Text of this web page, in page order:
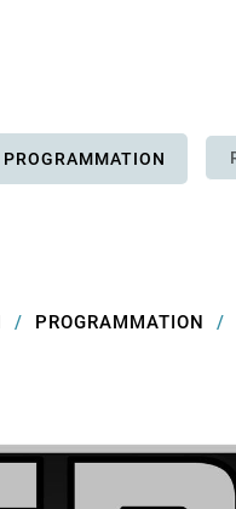
PROGRAMMATION
PROGRAMMATION